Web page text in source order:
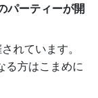
パーティーが開
れています。
る方はこまめに